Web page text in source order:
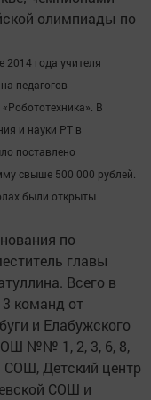
олимпиады по
года учителя
педагогов
В
и науки РТ в
поставлено
свыше 500 000 рублей.
были открыты
по
главы
Всего в
команд от
и Елабужского
№№ 1, 2, 3, 6, 8,
Детский центр
СОШ и